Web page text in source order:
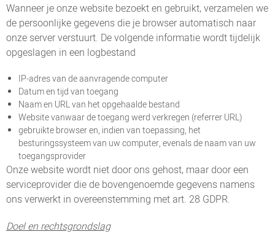
Wanneer je onze website bezoekt en gebruikt, verzamelen we
de persoonlijke gegevens die je browser automatisch naar
onze server verstuurt. De volgende informatie wordt tijdelijk
opgeslagen in een logbestand
IP-adres van de aanvragende computer
Datum en tijd van toegang
Naam en URL van het opgehaalde bestand
Website vanwaar de toegang werd verkregen (referrer URL)
gebruikte browser en, indien van toepassing, het
besturingssysteem van uw computer, evenals de naam van uw
toegangsprovider
Onze website wordt niet door ons gehost, maar door een
serviceprovider die de bovengenoemde gegevens namens
ons verwerkt in overeenstemming met art. 28 GDPR.
Doel en rechtsgrondslag